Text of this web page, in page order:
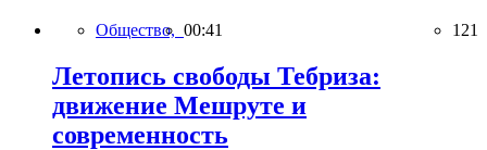
Общество, 00:41 121
Летопись свободы Тебриза:
движение Мешруте и
современность